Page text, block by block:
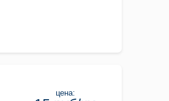
цена: